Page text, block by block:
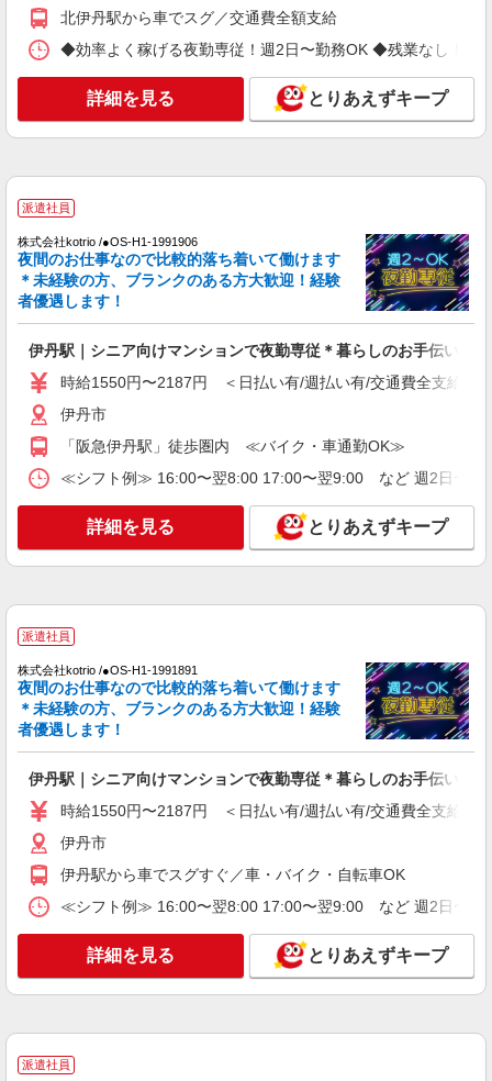
株式会社kotrio /●OS-H1-1990685
＜北伊丹＞小さなデイサービスSTAFF募集≪
週3勤務≫≪夕方退社≫
時給1550円〜2187円 ＜日払い有/週払い有/交
通費全支給(ガソリン代含む)＞
伊丹市
派遣社員
株式会社kotrio /●OS-H1-1990669
＜伊丹＞小さなデイサービスSTAFF募集≪週3
通費全支給(ガソリン代含む)＞
伊丹市
派遣社員
落ち着いた少人数環境/グループホームで暮ら
しの手伝い◆週3〜OK
時給1550円〜2187円 ＜日払い有/週払い有/交
キープ 詳細を見る
派遣社員
株式会社kotrio /●OS-H1-1856590
＊身体負担少なめ
時給1550円〜2187円 ＜日払い有/週払い有/交
キープ 詳細を見る
株式会社kotrio /●OS-H1-1990665
北伊丹駅から車でスグ／交通費全額支給
◆効率よく稼げる夜勤専従！週2日〜勤務OK ◆残業なし！朝
詳細を見る とりあえずキープ
派遣社員
株式会社kotrio /●OS-H1-1991906
夜間のお仕事なので比較的落ち着いて働けます
＊未経験の方、ブランクのある方大歓迎！経験
者優遇します！
伊丹駅｜シニア向けマンションで夜勤専従＊暮らしのお手伝い
時給1550円〜2187円 ＜日払い有/週払い有/交通費全支給(ガ
伊丹市
「阪急伊丹駅」徒歩圏内 ≪バイク・車通勤OK≫
≪シフト例≫ 16:00〜翌8:00 17:00〜翌9:00 など 週2日〜
詳細を見る とりあえずキープ
派遣社員
株式会社kotrio /●OS-H1-1991891
夜間のお仕事なので比較的落ち着いて働けます
＊未経験の方、ブランクのある方大歓迎！経験
者優遇します！
伊丹駅｜シニア向けマンションで夜勤専従＊暮らしのお手伝い
時給1550円〜2187円 ＜日払い有/週払い有/交通費全支給(ガ
伊丹市
伊丹駅から車でスグすぐ／車・バイク・自転車OK
≪シフト例≫ 16:00〜翌8:00 17:00〜翌9:00 など 週2日〜
詳細を見る とりあえずキープ
派遣社員